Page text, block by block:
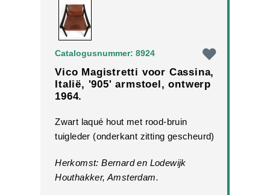
Catalogusnummer: 8924
Vico Magistretti voor Cassina,
Italië, '905' armstoel, ontwerp
1964.
Zwart laqué hout met rood-bruin
tuigleder (onderkant zitting gescheurd)
Herkomst: Bernard en Lodewijk
Houthakker, Amsterdam.